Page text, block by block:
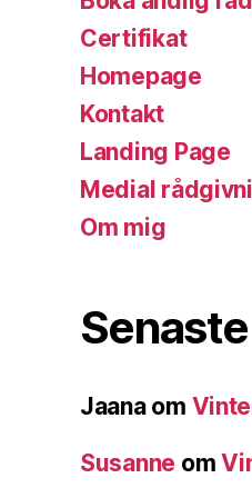
Certifikat
Homepage
Kontakt
Landing Page
Medial
Om mig
Jaanaom
Susanne om